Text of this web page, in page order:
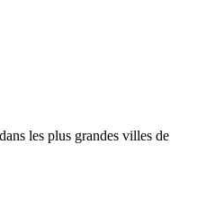
les plus grandes villes de